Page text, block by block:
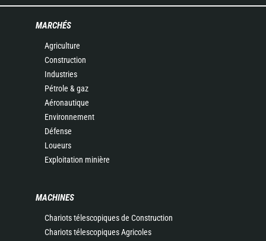
MARCHÉS
Agriculture
Construction
Industries
Pétrole & gaz
Aéronautique
Environnement
Défense
Loueurs
Exploitation minière
MACHINES
Chariots télescopiques de Construction
Chariots télescopiques Agricoles